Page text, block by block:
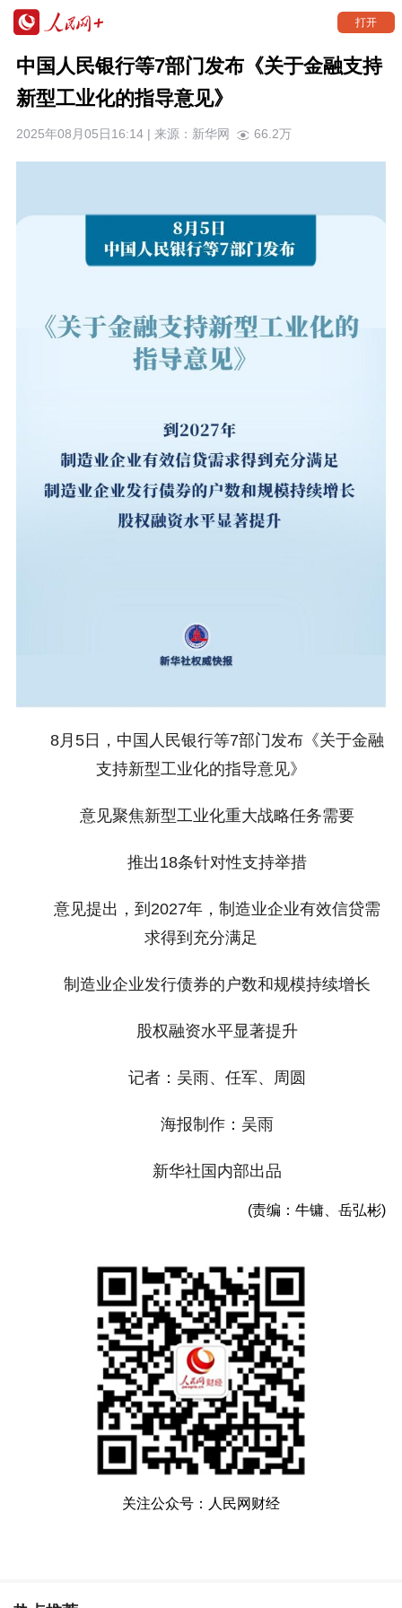
打开
中国人民银行等7部门发布《关于金融支持
新型工业化的指导意见》
2025年08月05日16:14 | 来源： 新华网 66.2万
8月5日，中国人民银行等7部门发布《关于金融
支持新型工业化的指导意见》
意见聚焦新型工业化重大战略任务需要
推出18条针对性支持举措
意见提出，到2027年，制造业企业有效信贷需
求得到充分满足
制造业企业发行债券的户数和规模持续增长
股权融资水平显著提升
记者：吴雨、任军、周圆
海报制作：吴雨
新华社国内部出品
(责编：牛镛、岳弘彬)
关注公众号：人民网财经